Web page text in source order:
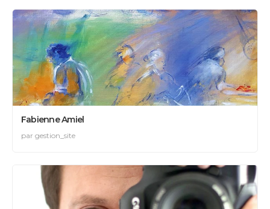
Fabienne Amiel
par gestion_site